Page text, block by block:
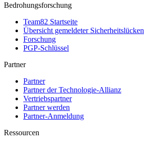
Bedrohungsforschung
Team82 Startseite
Übersicht gemeldeter Sicherheitslücken
Forschung
PGP-Schlüssel
Partner
Partner
Partner der Technologie-Allianz
Vertriebspartner
Partner werden
Partner-Anmeldung
Ressourcen